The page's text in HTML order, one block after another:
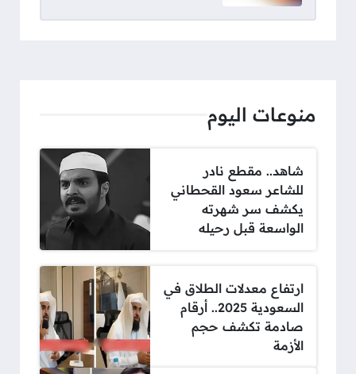
منوعات اليوم
شاهد.. مقطع نادر
للشاعر سعود القحطاني
يكشف سر شهرته
الواسعة قبل رحيله
ارتفاع معدلات الطلاق في
السعودية 2025.. أرقام
صادمة تكشف حجم
الأزمة